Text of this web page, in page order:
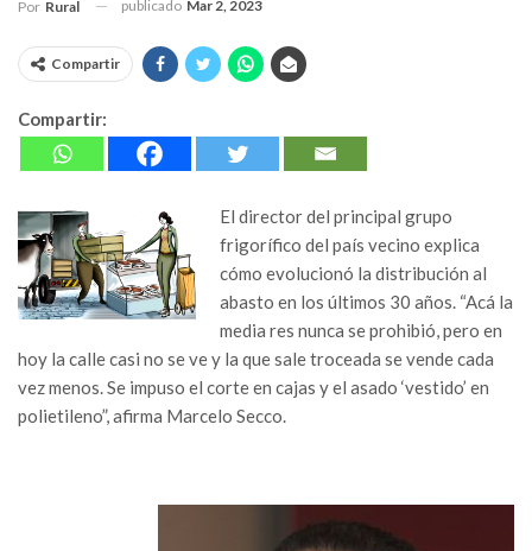
Por Rural publicado Mar 2, 2023
Compartir
Compartir:
El director del principal grupo
frigorífico del país vecino explica
cómo evolucionó la distribución al
abasto en los últimos 30 años. “Acá la
media res nunca se prohibió, pero en
hoy la calle casi no se ve y la que sale troceada se vende cada
vez menos. Se impuso el corte en cajas y el asado ‘vestido’ en
polietileno”, afirma Marcelo Secco.